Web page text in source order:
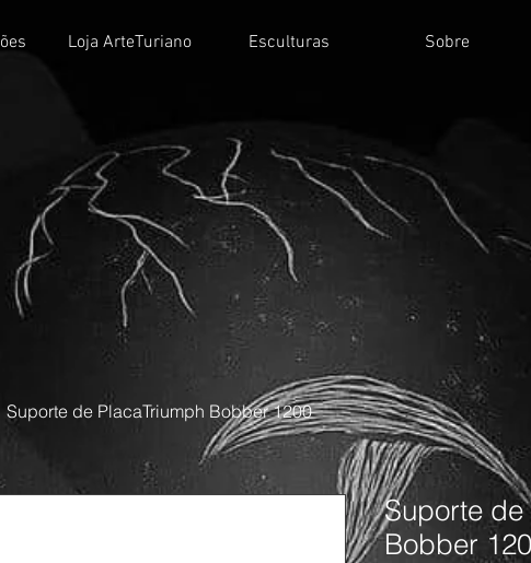
Loja ArteTuriano Esculturas Sobre
Suporte de PlacaTriumph Bobber 1200
Suporte
Bobber